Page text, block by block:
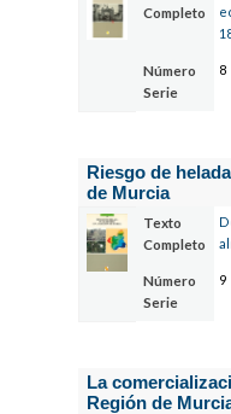
Completo
Número
Serie
8
Riesgo de
de Murcia
Texto
Completo
Número
Serie
9
La
Región de